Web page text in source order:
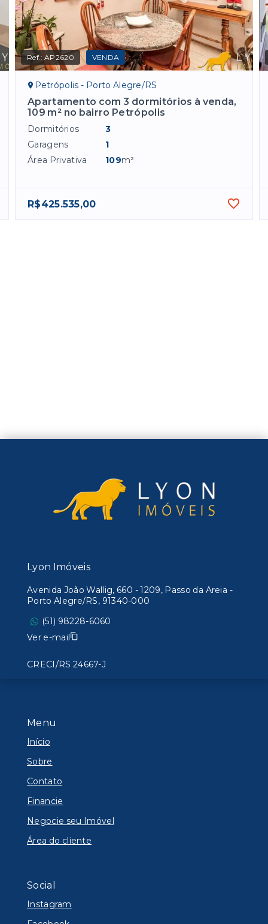
Ref.:AP2620 VENDA
Petrópolis - Porto Alegre/RS
Apartamento com 3 dormitórios à venda,
109 m² no bairro Petrópolis
Dormitórios
3
Garagens
1
Área Privativa
109m²
R$425.535,00
Menu
Início
Sobre
Contato
Financie
Negocie seu Imóvel
Área do cliente
Social
Instagram
Lyon Imóveis
Avenida João Wallig, 660 - 1209, Passo da Areia -
Porto Alegre/RS, 91340-000
(51) 98228-6060
Ver e-mail
CRECI/RS 24667-J